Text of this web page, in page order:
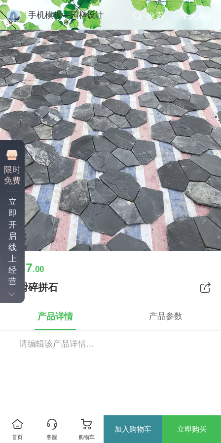
手机模板—园林设计 搜索 个人中心
￥ 37.00
防滑碎拼石
产品详情 产品参数
请编辑该产品详情...
首页 客服 购物车
加入购物车 立即购买
限时
免费
立
即
开
启
线
上
经
营